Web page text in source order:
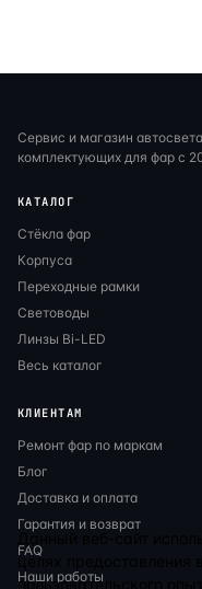
Сервис и магазин
комплектующих для фар с
КАТАЛОГ
Стёкла фар
Корпуса
Переходные рамки
Световоды
Линзы Bi-LED
Весь каталог
КЛИЕНТАМ
Ремонт фар по маркам
Блог
Доставка и оплата
Гарантия и возврат
FAQ
Наши работы
Данный веб-сайт
целях предоставления
пользовательского